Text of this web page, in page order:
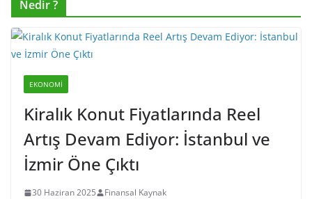
Nedir ?
EKONOMI
Kiralık Konut Fiyatlarında Reel
Artış Devam Ediyor: İstanbul ve
İzmir Öne Çıktı
30 Haziran 2025 Finansal Kaynak